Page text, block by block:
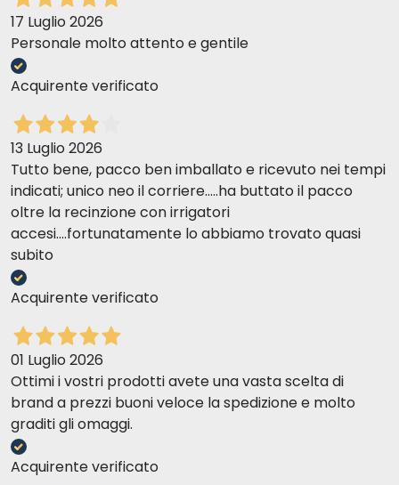
17 Luglio 2026
Personale molto attento e gentile
Acquirente verificato
13 Luglio 2026
Tutto bene, pacco ben imballato e ricevuto nei tempi
indicati; unico neo il corriere.....ha buttato il pacco
oltre la recinzione con irrigatori
accesi....fortunatamente lo abbiamo trovato quasi
subito
Acquirente verificato
01 Luglio 2026
Ottimi i vostri prodotti avete una vasta scelta di
brand a prezzi buoni veloce la spedizione e molto
graditi gli omaggi.
Acquirente verificato